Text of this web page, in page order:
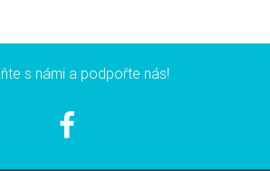
s námi a podpořte nás!